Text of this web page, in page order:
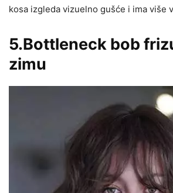
kosa izgleda vizuelno gušće i ima više
5.Bottleneck bob
zimu